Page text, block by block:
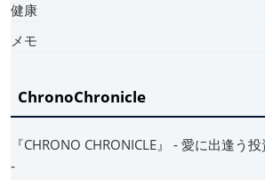
健康
メモ
ChronoChronicle
『CHRONO CHRONICLE』 ‐ 愛に出逢う
‐